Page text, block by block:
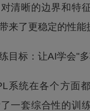
清晰的边界和特
来了更稳定的性能
目标：让AI学会"
系统在各个方面
一套综合性的训